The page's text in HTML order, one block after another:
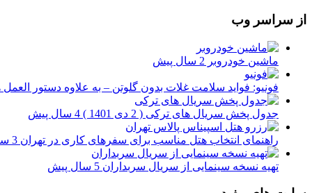
از سراسر وب
ماشین خودروبر 2 سال پیش
فونیو: فواید سلامت غلات بدون گلوتن – به علاوه دستور العمل
جدول پخش سریال های ترکی ( 2 دی 1401 ) 4 سال پیش
راهنمای انتخاب هتل مناسب برای سفرهای کاری در تهران 3 سال پیش
تهیه نسخه سینمایی از سریال سربداران 5 سال پیش